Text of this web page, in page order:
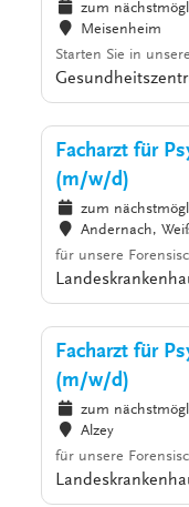
zum
Meisenheim
Starten Sie in
Facharzt für
(m/w/d)
zum
Andernach,
für unsere
Facharzt für
(m/w/d)
zum
Alzey
für unsere